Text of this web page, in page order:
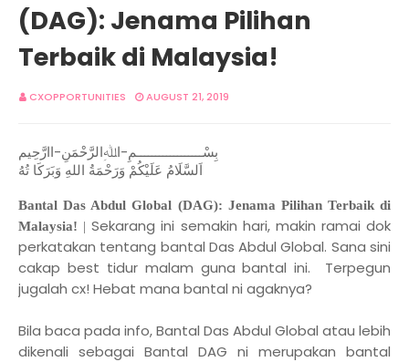
(DAG): Jenama Pilihan
Terbaik di Malaysia!
CXOPPORTUNITIES AUGUST 21, 2019
بِسْــــــــــــــــــمِ-اﷲِالرَّحْمَنِ-اارَّحِيم
اَلسَّلَامُ عَلَيْكُمْ وَرَحْمَةُ اللهِ وَبَرَكَا تُهُ
Bantal Das Abdul Global (DAG): Jenama Pilihan Terbaik di
Malaysia! |Sekarang ini semakin hari, makin ramai dok
perkatakan tentang bantal Das Abdul Global. Sana sini
cakap best tidur malam guna bantal ini. Terpegun
jugalah cx! Hebat mana bantal ni agaknya?
Bila baca pada info, Bantal Das Abdul Global atau lebih
dikenali sebagai Bantal DAG ni merupakan bantal